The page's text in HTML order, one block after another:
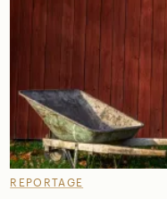
REPORTAGE